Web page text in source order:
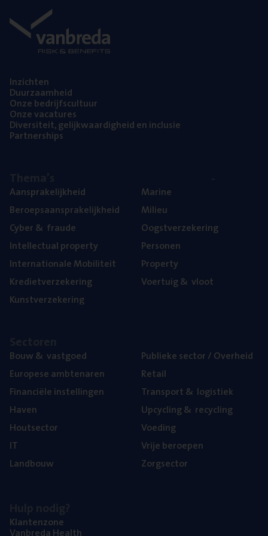
Inzich­ten
Duur­zaam­heid
Onze bedrijfs­cul­tuur
Onze vaca­tu­res
Diver­si­teit, gelijk­waar­dig­heid en inclusie
Part­ner­ships
Aan­spra­ke­lijk­heid
Beroeps­aan­spra­ke­lijk­heid
Cyber& fraude
Intel­lec­tu­al property
Inter­na­ti­o­na­le Mobiliteit
Kre­diet­ver­ze­ke­ring
Kunst­ver­ze­ke­ring
Mari­ne
Mili­eu
Oogst­ver­ze­ke­ring
Per­so­nen
Pro­per­ty
Voer­tuig& vloot
Bouw& vastgoed
Euro­pe­se ambtenaren
Finan­ci­ë­le instellingen
Haven
Hout­sec­tor
IT
Land­bouw
Publie­ke sec­tor / Overheid
Retail
Trans­port& logistiek
Upcy­cling& recycling
Voe­ding
Vrije beroe­pen
Zorg­sec­tor
Klan­ten­zo­ne
Van­b­re­da Health